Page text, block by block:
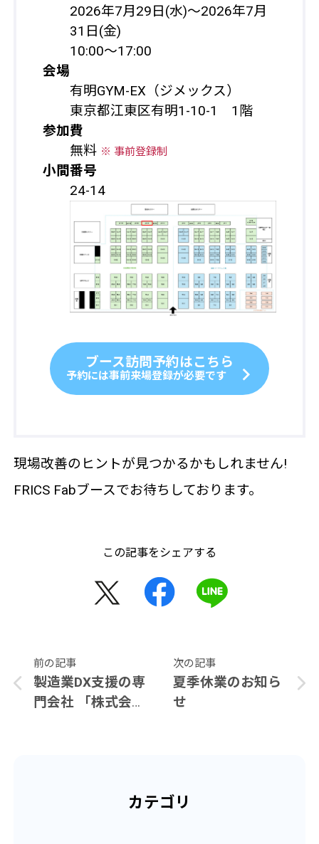
2026年7月29日(水)〜2026年7月
31日(金)
10:00～17:00
会場
有明GYM-EX（ジメックス）
東京都江東区有明1-10-1 1階
参加費
無料 ※ 事前登録制
小間番号
24-14
ブース訪問予約はこちら
予約には事前来場登録が必要です
現場改善のヒントが見つかるかもしれません!
FRICS Fabブースでお待ちしております。
この記事をシェアする
前の記事
製造業DX支援の専
門会社 「株式会社
次の記事
夏季休業のお知ら
せ
カテゴリ